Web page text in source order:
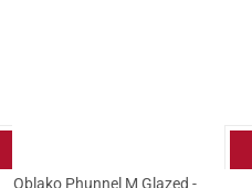
Oblako Phunnel M Glazed -